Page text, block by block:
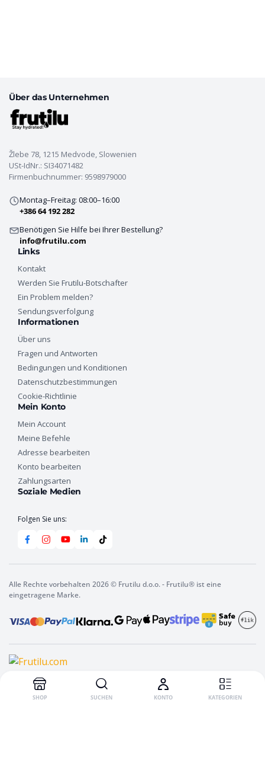
Frutilu
Instant-
Orange,
Über das Unternehmen
Žlebe 78, 1215 Medvode, Slowenien
USt-IdNr.: SI34071482
Firmenbuchnummer: 9598979000
Montag–Freitag: 08:00–16:00
+386 64 192 282
Benötigen Sie Hilfe bei Ihrer Bestellung?
info@frutilu.com
Links
Kontakt
Werden Sie Frutilu-Botschafter
Ein Problem melden?
Sendungsverfolgung
Informationen
Über uns
Fragen und Antworten
Bedingungen und Konditionen
Datenschutzbestimmungen
Cookie-Richtlinie
Mein Konto
Mein Account
Meine Befehle
Adresse bearbeiten
Konto bearbeiten
Zahlungsarten
Soziale Medien
Folgen Sie uns:
Alle Rechte vorbehalten 2026 © Frutilu d.o.o. - Frutilu® ist eine
eingetragene Marke.
SHOP SUCHEN KONTO KATEGORIEN